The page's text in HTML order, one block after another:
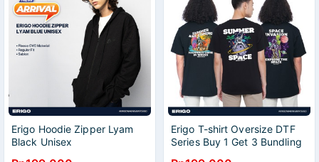
Erigo Hoodie Zipper Lyam
Black Unisex
Erigo T-shirt Oversize DTF
Series Buy 1 Get 3 Bundling